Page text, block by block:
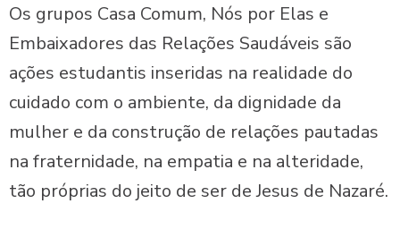
Os grupos Casa Comum, Nós por Elas e
Embaixadores das Relações Saudáveis são
ações estudantis inseridas na realidade do
cuidado com o ambiente, da dignidade da
mulher e da construção de relações pautadas
na fraternidade, na empatia e na alteridade,
tão próprias do jeito de ser de Jesus de Nazaré.